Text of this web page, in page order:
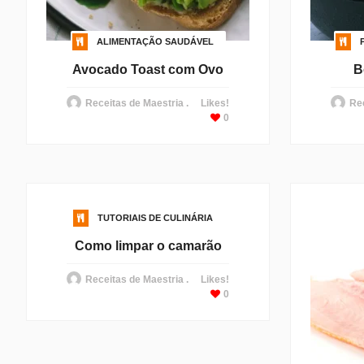
ALIMENTAÇÃO SAUDÁVEL
Avocado Toast com Ovo
Receitas de Maestria .
Likes!
0
TUTORIAIS DE CULINÁRIA
Como limpar o camarão
Receitas de Maestria .
Likes!
0